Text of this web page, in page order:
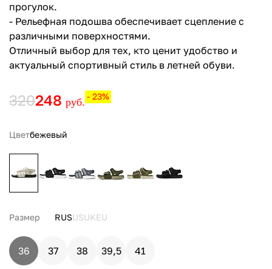
прогулок.
- Рельефная подошва обеспечивает сцепление с
различными поверхностями.
Отличный выбор для тех, кто ценит удобство и
актуальный спортивный стиль в летней обуви.
320248 руб. - 23%
Цветбежевый
Размер RUSUSUKEU
36 37 38 39,5 41